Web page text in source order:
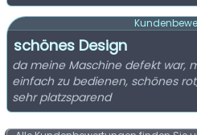
schönes Design
da meine Maschine defekt war,
einfach zu bedienen, schönes
sehr platzsparend